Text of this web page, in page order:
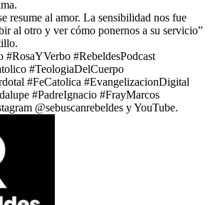
resume al amor. La sensibilidad nos fue
al otro y ver cómo ponernos a su servicio”
#RosaYVerbo #RebeldesPodcast
#TeologiaDelCuerpo
#FeCatolica #EvangelizacionDigital
#PadreIgnacio #FrayMarcos
⁠⁠⁠⁠⁠⁠⁠⁠⁠⁠⁠⁠⁠⁠⁠⁠⁠⁠⁠⁠⁠⁠⁠⁠⁠⁠@sebuscanrebeldes⁠⁠⁠⁠⁠⁠⁠⁠⁠⁠⁠⁠⁠⁠⁠⁠⁠⁠⁠⁠⁠⁠⁠⁠ y ⁠⁠⁠⁠⁠⁠⁠⁠⁠⁠⁠⁠⁠⁠⁠⁠⁠⁠⁠⁠⁠⁠⁠⁠YouTube⁠⁠⁠⁠⁠⁠⁠⁠⁠⁠⁠⁠⁠⁠⁠⁠⁠⁠⁠⁠⁠⁠⁠⁠.